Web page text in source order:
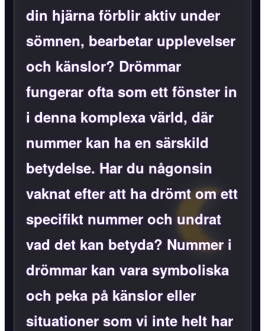
din hjärna förblir aktiv under
sömnen, bearbetar upplevelser
och känslor? Drömmar
fungerar ofta som ett fönster in
i denna komplexa värld, där
nummer kan ha en särskild
betydelse. Har du någonsin
vaknat efter att ha drömt om ett
specifikt nummer och undrat
vad det kan betyda? Nummer i
drömmar kan vara symboliska
och peka på känslor eller
situationer som vi inte helt har